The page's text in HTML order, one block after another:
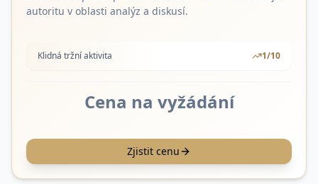
autoritu v oblasti analýz a diskusí.
Klidná tržní aktivita 1/10
Cena na vyžádání
Zjistit cenu